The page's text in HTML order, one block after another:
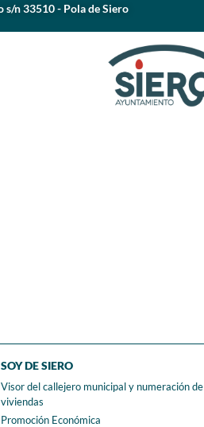
s/n 33510 - Pola de Siero
SOY DE SIERO
Visor del callejero municipal y numeración de
viviendas
Promoción Económica